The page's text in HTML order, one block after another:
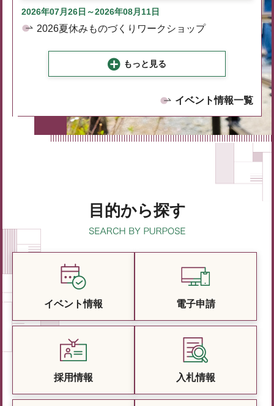
2026年07月26日～2026年08月11日
2026夏休みものづくりワークショップ
もっと見る
イベント情報一覧
目的から探す
イベント情報 電子申請
採用情報 入札情報